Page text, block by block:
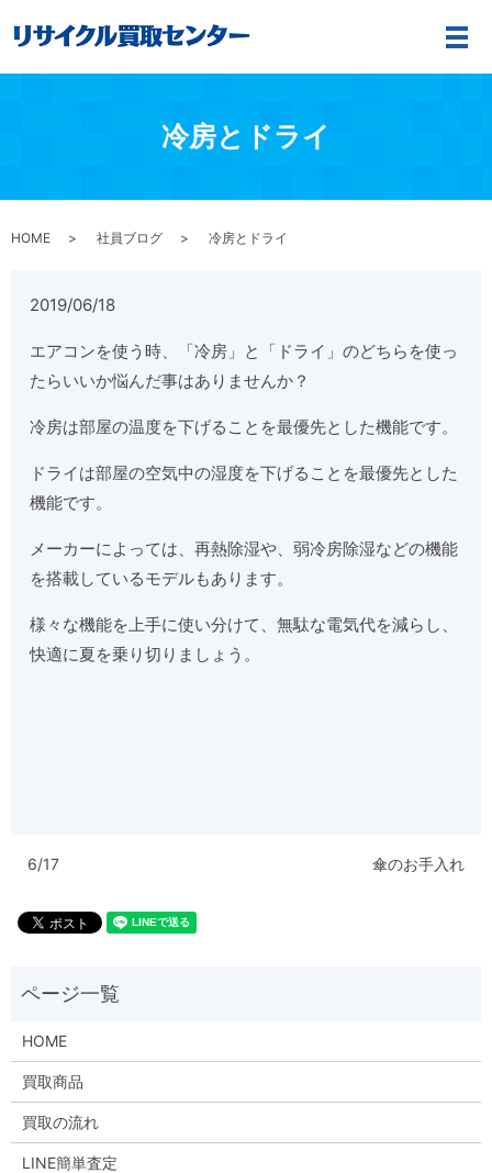
メ
冷房とドライ
HOME 社員ブログ 冷房とドライ
2019/06/18
エアコンを使う時、「冷房」と「ドライ」のどちらを使っ
たらいいか悩んだ事はありませんか？
冷房は部屋の温度を下げることを最優先とした機能です。
ドライは部屋の空気中の湿度を下げることを最優先とした
機能です。
メーカーによっては、再熱除湿や、弱冷房除湿などの機能
を搭載しているモデルもあります。
様々な機能を上手に使い分けて、無駄な電気代を減らし、
快適に夏を乗り切りましょう。
6/17 傘のお手入れ
HOME
買取商品
買取の流れ
LINE簡単査定